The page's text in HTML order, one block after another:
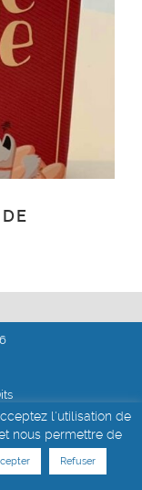
l'utilisation de
nous permettre de
Refuser